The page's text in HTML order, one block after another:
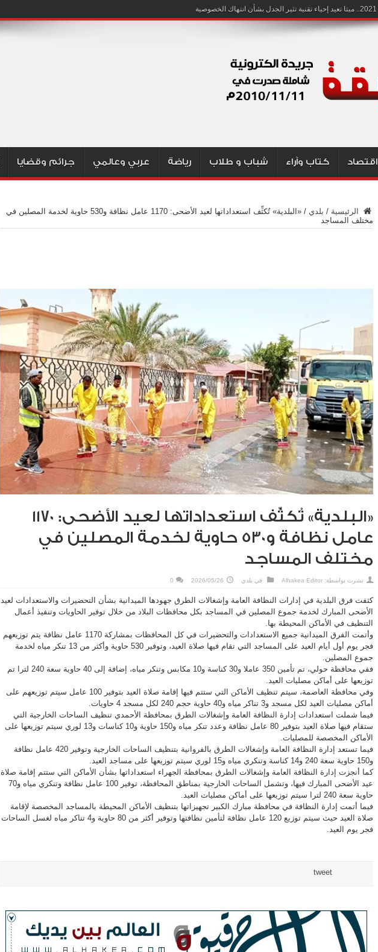
اقتصاد كتاب وآراء شباب و طلاب رياضة عربي وعالمي جرائم وقضايا
الرئيسية / بلدي /
«البلدية» تُكثِّف استعداداتها لعيد الأضحى: 1170 عامل نظافة و530 حاوية لخدمة المصلين في
مختلف المساجد
«البلدية» تُكثِّف استعداداتها لعيد الأضحى: 1170
عامل نظافة و530 حاوية لخدمة المصلين في
مختلف المساجد
نشرت بواسطة: Alhakea Editor في بلدي 2026/05/26
0
كثفت فرق البلدية في إدارات النظافة العامة وإشغالات الطرق جهودها الميدانية بشأن التحضيرات والاستعدادات لعيد
الأضحى المبارك لخدمة جموع المصلين في المساجد بكل محافظات البلاد من خلال توفير الحاويات وتنفيذ أعمال
التنظيف في الأماكن المحيطة بها.
وأتمت الفرق الميدانية جميع الاستعدادات والتحضيرات في كل المحافظات بمشاركة 1170 عامل نظافة يتم توزيعهم
فجر يوم أول أيام العيد على المساجد التي تقام فيها صلاة العيد، وتوفير 530 حاوية وأكثر من 13 تنكر مياه لخدمة
جموع المصلين.
ففي محافظة حولي، تم تأمين 350 عاملا و30 كناسة و10 مكابس وتنكر مياه، إضافة إلى 40 حاوية سعة 240 لترا تم
توزيعها على أماكن مصليات العيد.
وفي محافظة العاصمة، سيتم تنظيف الأماكن التي ستتم فيها إقامة صلاة العيد بتوفير 100 عامل سيتم توزيعهم على
أماكن مصليات العيد لكل مسجد و3 تناكر مياه و40 حاوية حجم 240 لكل مسجد 4 حاويات.
فيما شملت استعدادات إدارة النظافة العامة وإشغالات الطرق بمحافظة الأحمدي تنظيف الساحات الخارجية التي
ستقام فيها صلاة العيد بتوفير 80 عامل نظافة وعدد تنكر مياه و150 حاوية و10 كناسات و13 لوري سيتم توزيعها على
الأماكن المخصصة للمصليات.
فيما تستعد إدارة النظافة العامة وإشغالات الطرق بالفروانية بتنظيف الساحات الخارجية وتوفير 420 عامل نظافة
و150 حاوية سعة 240 و14 كناسة وتنكري مياه و15 لوري سيتم توزيعها على مساجد العيد.
كما أنجزت إدارة النظافة العامة وإشغالات الطرق بمحافظة الجهراء استعداداتها بشأن الأماكن التي ستتم إقامة صلاة
عيد الأضحى المبارك فيها، وتشمل الساحات الخارجية بمناطق المحافظة، توفير 100 عامل نظافة وتنكري مياه و70
حاوية سعة 240 لترا سيتم توزيعها على أماكن مصليات العيد.
فيما أتمت إدارة النظافة في محافظة مبارك الكبير تجهيزاتها بتنظيف الأماكن المحيطة بالمساجد المخصصة لإقامة
صلاة العيد حيث سيتم توزيع 120 عامل نظافة لتأمين نظافتها وتوفير أكثر من 80 حاوية و4 تناكر مياه لغسل الساحات
فجر يوم العيد.
tweet